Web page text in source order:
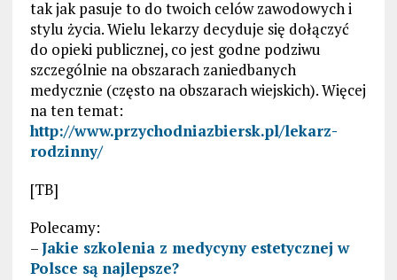
tak jak pasuje to do twoich celów zawodowych i
stylu życia. Wielu lekarzy decyduje się dołączyć
do opieki publicznej, co jest godne podziwu
szczególnie na obszarach zaniedbanych
medycznie (często na obszarach wiejskich). Więcej
na ten temat:
http://www.przychodniazbiersk.pl/lekarz-
rodzinny/
[TB]
Polecamy:
–Jakie szkolenia z medycyny estetycznej w
Polsce są najlepsze?